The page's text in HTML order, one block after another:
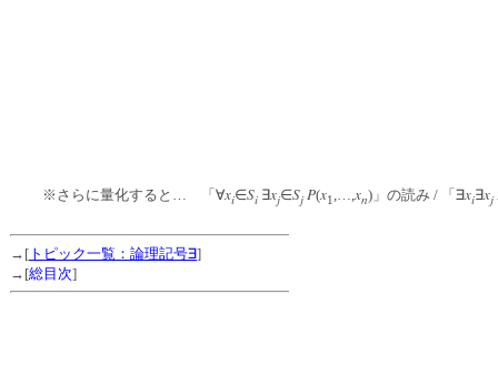
※さらに量化すると… 「∀xi∈Si ∃xj∈Sj P(x1,…,xn) 」 の読み / 「∃xi∃xj
→[ トピック一覧：論理記号∃]
→[総目次]